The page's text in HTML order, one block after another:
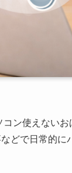
ン使えない
どで日常的に